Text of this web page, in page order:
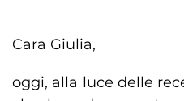
Cara Giulia,
oggi, alla luce delle